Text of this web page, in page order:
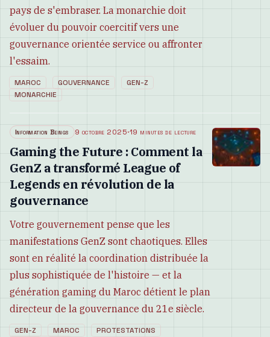
pays de s'embraser. La monarchie doit
évoluer du pouvoir coercitif vers une
gouvernance orientée service ou affronter
l'essaim.
MAROC GOUVERNANCE
GEN-Z
MONARCHIE
Information Beings 9 octobre 2025·19 minutes de lecture
Gaming the Future : Comment la
GenZ a transformé League of
Legends en révolution de la
gouvernance
Votre gouvernement pense que les
manifestations GenZ sont chaotiques. Elles
sont en réalité la coordination distribuée la
plus sophistiquée de l'histoire — et la
génération gaming du Maroc détient le plan
directeur de la gouvernance du 21e siècle.
GEN-Z MAROC
PROTESTATIONS